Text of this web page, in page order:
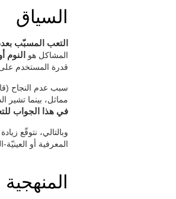
السياق
التعب المسبّب
المشاكل هو
النوم
قدرة المستخدم
سبب عدم النجاح
مماثل، بينما تشير
في هذا الجواب
وبالتالي، نتوقّع
المعرفية أو العينيّة-
المنهجية